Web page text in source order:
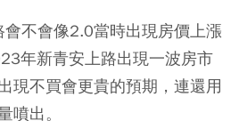
不會像2.0當時出現房價上漲
年新青安上路出現一波房市
現不買會更貴的預期，連還用
噴出。